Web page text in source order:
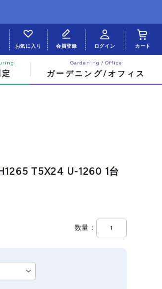
ガーデニング/オフィス
お気に入り 会員登録 ログイン カート
T5X24 U-1260 1台
数量